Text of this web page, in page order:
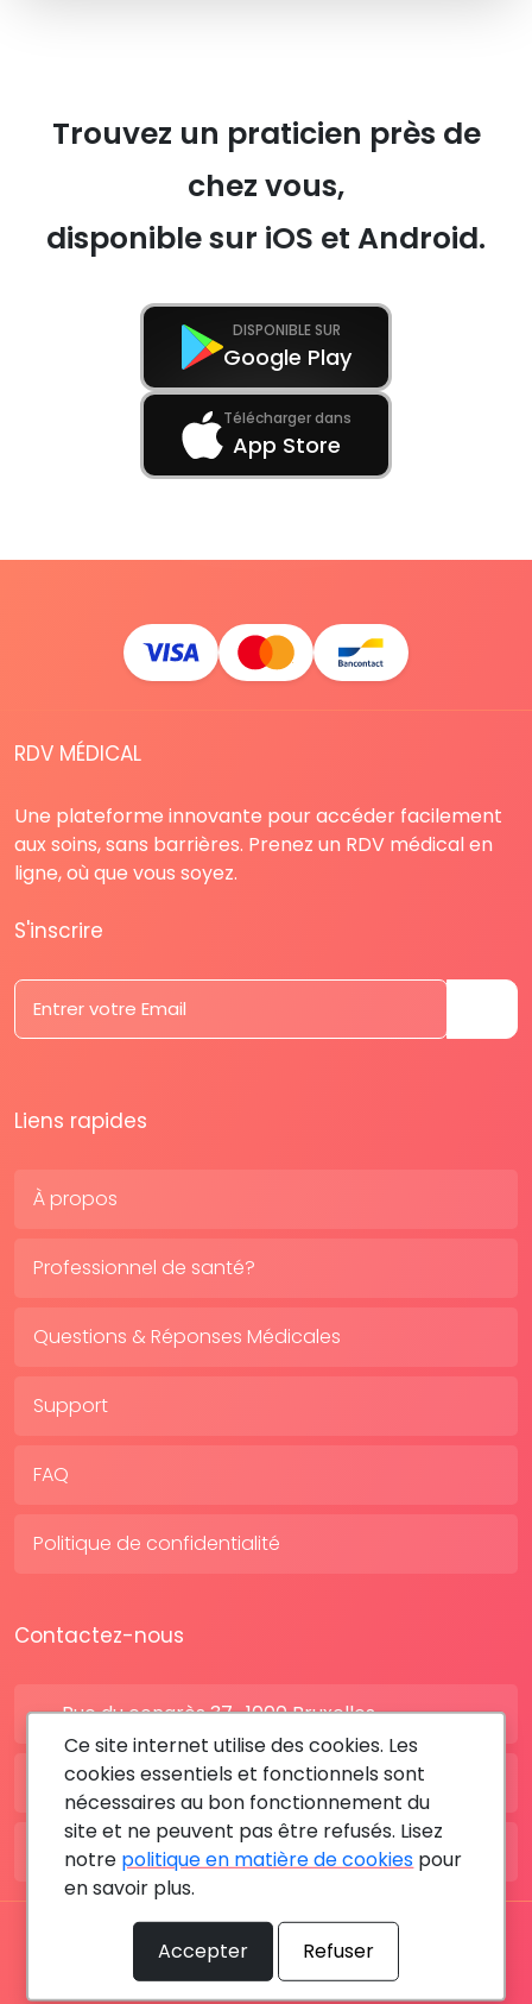
Trouvez un praticien près de
chez vous,
disponible sur iOS et Android.
DISPONIBLE SUR
Google Play
Télécharger dans
App Store
RDV MÉDICAL
Une plateforme innovante pour accéder facilement
aux soins, sans barrières. Prenez un RDV médical en
ligne, où que vous soyez.
S'inscrire
Liens rapides
À propos
Professionnel de santé?
Questions & Réponses Médicales
Support
FAQ
Politique de confidentialité
Contactez-nous
Rue du congrès 37 , 1000 Bruxelles
BE: +32 28080227
FR: +33 183642895
Tous les droits sont réservés © 2026 RDV MÉDICAL By
MediaSatCom
Ce site internet utilise des cookies. Les
cookies essentiels et fonctionnels sont
nécessaires au bon fonctionnement du
site et ne peuvent pas être refusés. Lisez
notre politique en matière de cookies pour
en savoir plus.
Accepter Refuser